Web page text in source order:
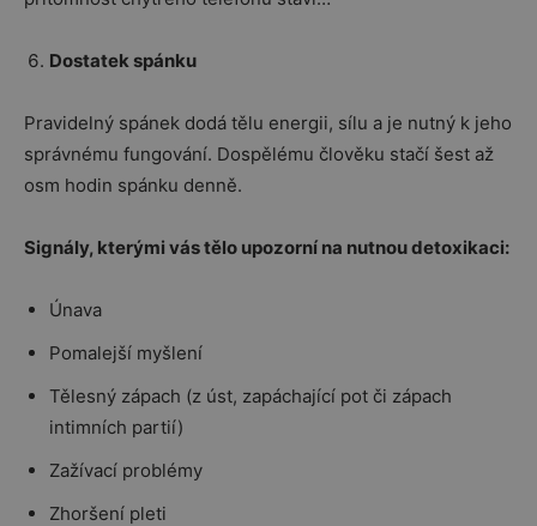
Dostatek spánku
Pravidelný spánek dodá tělu energii, sílu a je nutný k jeho
správnému fungování. Dospělému člověku stačí šest až
osm hodin spánku denně.
Signály, kterými vás tělo upozorní na nutnou detoxikaci:
Únava
Pomalejší myšlení
Tělesný zápach (z úst, zapáchající pot či zápach
intimních partií)
Zažívací problémy
Zhoršení pleti